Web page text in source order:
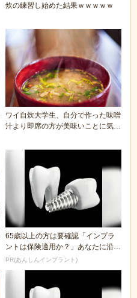
炊の練習し始めた結果ｗｗｗｗｗ
ワイ自炊大学生、自分で作った味噌
汁より即席の方が美味いことに気づ
65歳以上の方は要確認「インプラ
ントは保険適用か？」あなたに沿っ
た治療法や費用を...
PR(あんしんインプラント)